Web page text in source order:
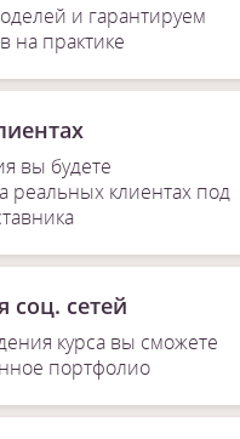
и гарантируем
на практике
вы будете
реальных клиентах под
соц. сетей
курса вы сможете
портфолио